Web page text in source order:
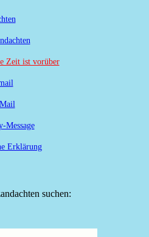
Zeit ist vorüber
Message
Erklärung
suchen: